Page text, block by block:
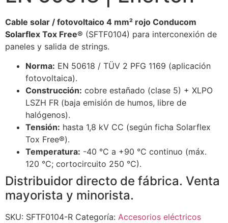
Cable solar / fotovoltaico 4 mm² rojo Conducom
Solarflex Tox Free® (SFTF0104) para interconexión de
paneles y salida de strings.
Norma: EN 50618 / TÜV 2 PFG 1169 (aplicación
fotovoltaica).
Construcción: cobre estañado (clase 5) + XLPO
LSZH FR (baja emisión de humos, libre de
halógenos).
Tensión: hasta 1,8 kV CC (según ficha Solarflex
Tox Free®).
Temperatura: -40 °C a +90 °C continuo (máx.
120 °C; cortocircuito 250 °C).
Distribuidor directo de fábrica. Venta
mayorista y minorista.
SKU: SFTF0104-R Categoría: Accesorios eléctricos